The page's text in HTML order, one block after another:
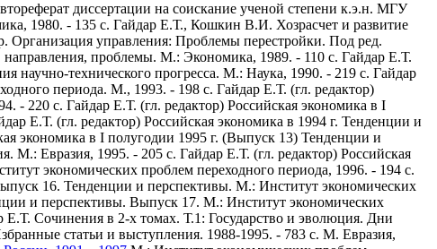
диссертации на соискание ученой степени к.э.н. МГУ
1980. - 135 с. Гайдар Е.Т., Кошкин В.И. Хозрасчет и развитие
управления: Проблемы перестройки. Под ред.
проблемы. М.: Экономика, 1989. - 110 с. Гайдар Е.Т.
технического прогресса. М.: Наука, 1990. - 219 с. Гайдар
периода. М., 1993. - 198 с. Гайдар Е.Т. (гл. редактор)
- 220 с. Гайдар Е.Т. (гл. редактор) Российская экономика в I
Е.Т. (гл. редактор) Российская экономика в 1994 г. Тенденции и
экономика в I полугодии 1995 г. (Выпуск 13) Тенденции и
М.: Евразия, 1995. - 205 с. Гайдар Е.Т. (гл. редактор) Российская
экономических проблем переходного периода, 1996. - 194 с.
16. Тенденции и перспективы. М.: Институт экономических
и перспективы. Выпуск 17. М.: Институт экономических
Е.Т. Сочинения в 2-х томах. Т.1: Государство и эволюция. Дни
статьи и выступления. 1988-1995. - 783 с. М. Евразия,